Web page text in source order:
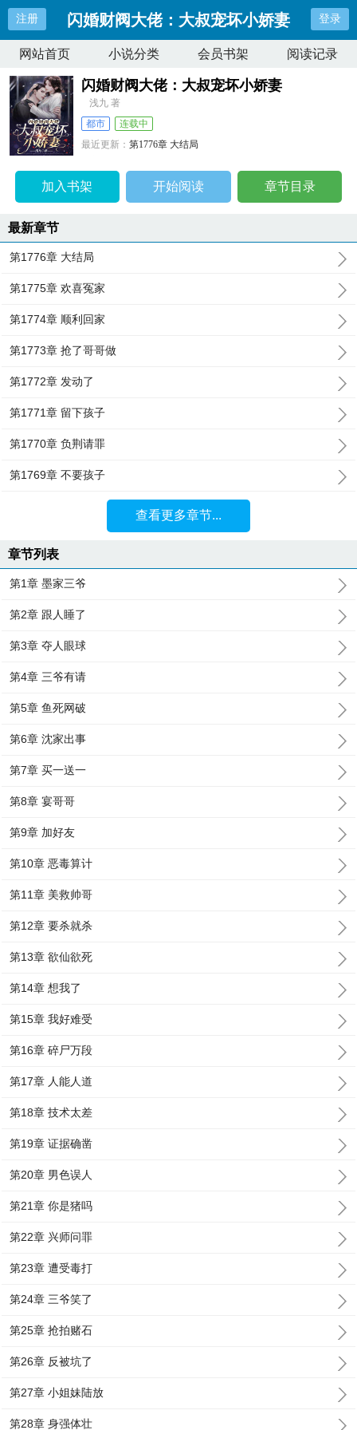
注册 闪婚财阀大佬：大叔宠坏小娇妻 登录
网站首页 小说分类 会员书架 阅读记录
闪婚财阀大佬：大叔宠坏小娇妻
浅九 著
都市
连载中
最近更新：第1776章 大结局
加入书架 开始阅读 章节目录
最新章节
第1776章 大结局
第1775章 欢喜冤家
第1774章 顺利回家
第1773章 抢了哥哥做
第1772章 发动了
第1771章 留下孩子
第1770章 负荆请罪
第1769章 不要孩子
查看更多章节...
章节列表
第1章 墨家三爷
第2章 跟人睡了
第3章 夺人眼球
第4章 三爷有请
第5章 鱼死网破
第6章 沈家出事
第7章 买一送一
第8章 宴哥哥
第9章 加好友
第10章 恶毒算计
第11章 美救帅哥
第12章 要杀就杀
第13章 欲仙欲死
第14章 想我了
第15章 我好难受
第16章 碎尸万段
第17章 人能人道
第18章 技术太差
第19章 证据确凿
第20章 男色误人
第21章 你是猪吗
第22章 兴师问罪
第23章 遭受毒打
第24章 三爷笑了
第25章 抢拍赌石
第26章 反被坑了
第27章 小姐妹陆放
第28章 身强体壮